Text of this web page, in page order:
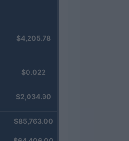
$4,205.78
$0.022
$2,034.90
$85,763.00